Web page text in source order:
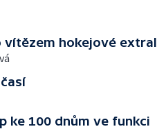
vítězem hokejové
ke 100 dnům ve funkci